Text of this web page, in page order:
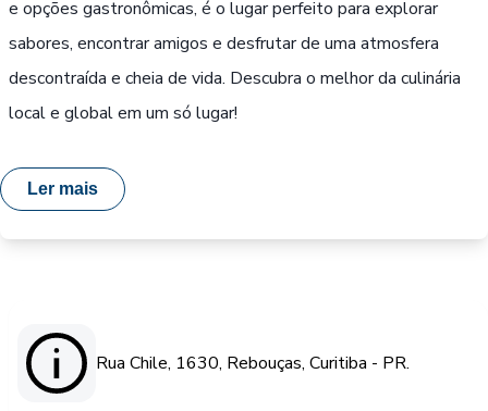
e opções gastronômicas, é o lugar perfeito para explorar
sabores, encontrar amigos e desfrutar de uma atmosfera
descontraída e cheia de vida. Descubra o melhor da culinária
local e global em um só lugar!
Ler mais
Rua Chile, 1630, Rebouças, Curitiba - PR.